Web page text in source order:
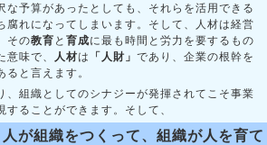
な予算があったとしても、それらを活用できる
腐れになってしまいます。そして、人材は経営
その教育 と 育成に最も時間と労力を要するもの
味で、 人材は 「人財」 であり、企業の根幹を
と言えます。
組織としてのシナジーが発揮されてこそ事業
ることができます。そして、
が組織をつくって、組織が人を育て